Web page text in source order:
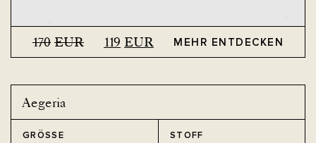
170 EUR
Ursprünglicher
Preis
170EUR.
119 EUR
Current
price
119EUR.
MEHR ENTDECKEN
Aegeria
GRÖSSE
STOFF